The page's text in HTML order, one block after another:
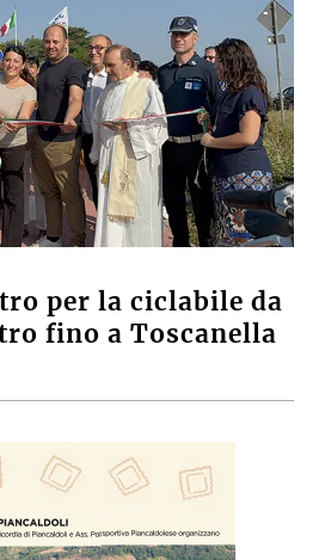
per la ciclabile da
fino a Toscanella